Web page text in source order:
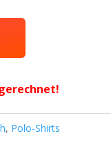
, Polo-Shirts